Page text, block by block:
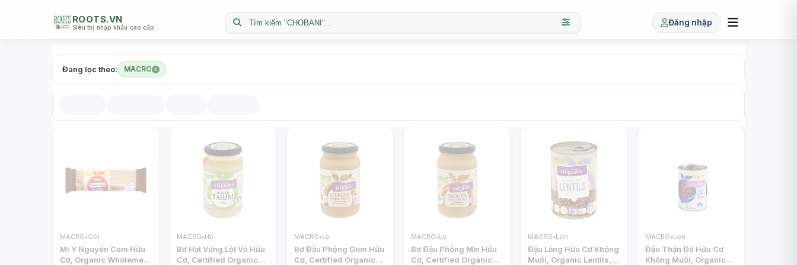
ROOTS.VN
Siêu thị nhập khẩu cao cấp
Tìm kiếm "CHOBANI"... Đăng nhập
Đang lọc theo: MACRO
MACRO•Gói
Mì Ý Nguyên Cám Hữu
Cơ, Organic Wholemeal
MACRO•Hũ
Bơ Hạt Vừng Lột Vỏ Hữu
Cơ, Certified Organic
MACRO•Lọ
Bơ Đậu Phộng Giòn Hữu
Cơ, Certified Organic
MACRO•Lọ
Bơ Đậu Phộng Mịn Hữu
Cơ, Certified Organic
MACRO•Lon
Đậu Lăng Hữu Cơ Không
Muối, Organic Lentils,
MACRO•Lon
Đậu Thận Đỏ Hữu Cơ
Không Muối, Organic